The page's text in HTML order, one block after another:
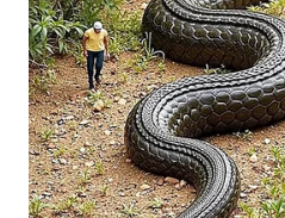
WN
SURABAYA
WN
NATUNA
WN
BINTAN